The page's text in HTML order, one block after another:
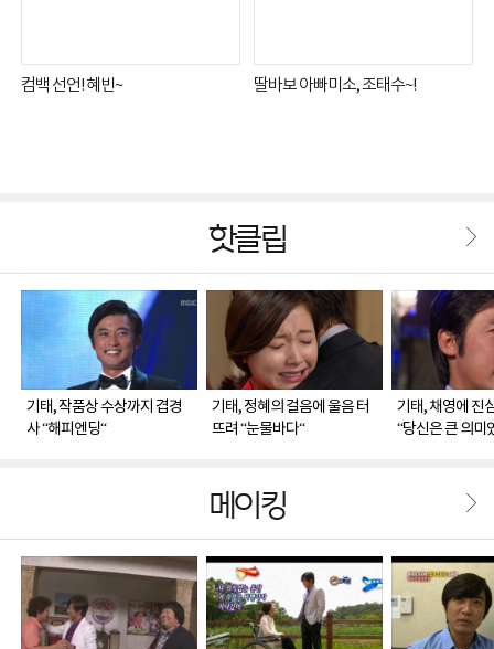
컴백 선언! 혜빈~ 딸바보 아빠미소, 조태수~!
핫클립
기태, 작품상 수상까지 겹경
사 “해피엔딩“
기태, 정혜의 걸음에 울음 터
뜨려 “눈물바다“
기태, 채영에 진
“당신은 큰 의미
메이킹